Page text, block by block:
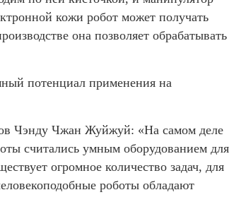
кожи робот может получать
она позволяет обрабатывать
потенциал применения на
Чэнду Чжан Жуйжуй: «На самом деле
считались умным оборудованием для
огромное количество задач, для
роботы обладают